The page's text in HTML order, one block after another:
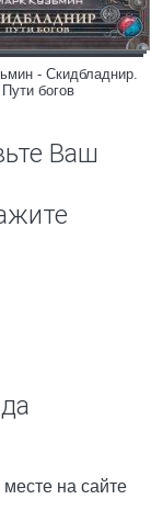
- Скидбладнир.
Пути богов
Ваш
на сайте